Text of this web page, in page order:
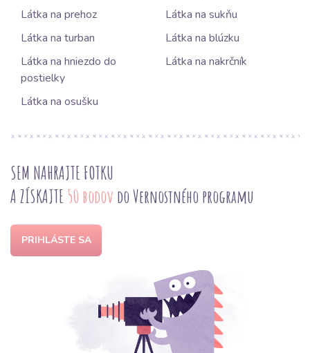
Látka na prehoz
Látka na sukňu
Látka na turban
Látka na blúzku
Látka na hniezdo do
postielky
Látka na nakrčník
Látka na osušku
SEM NAHRAJTE FOTKU
A ZÍSKAJTE 50 bodov do Vernostného programu
PRIHLÁSTE SA